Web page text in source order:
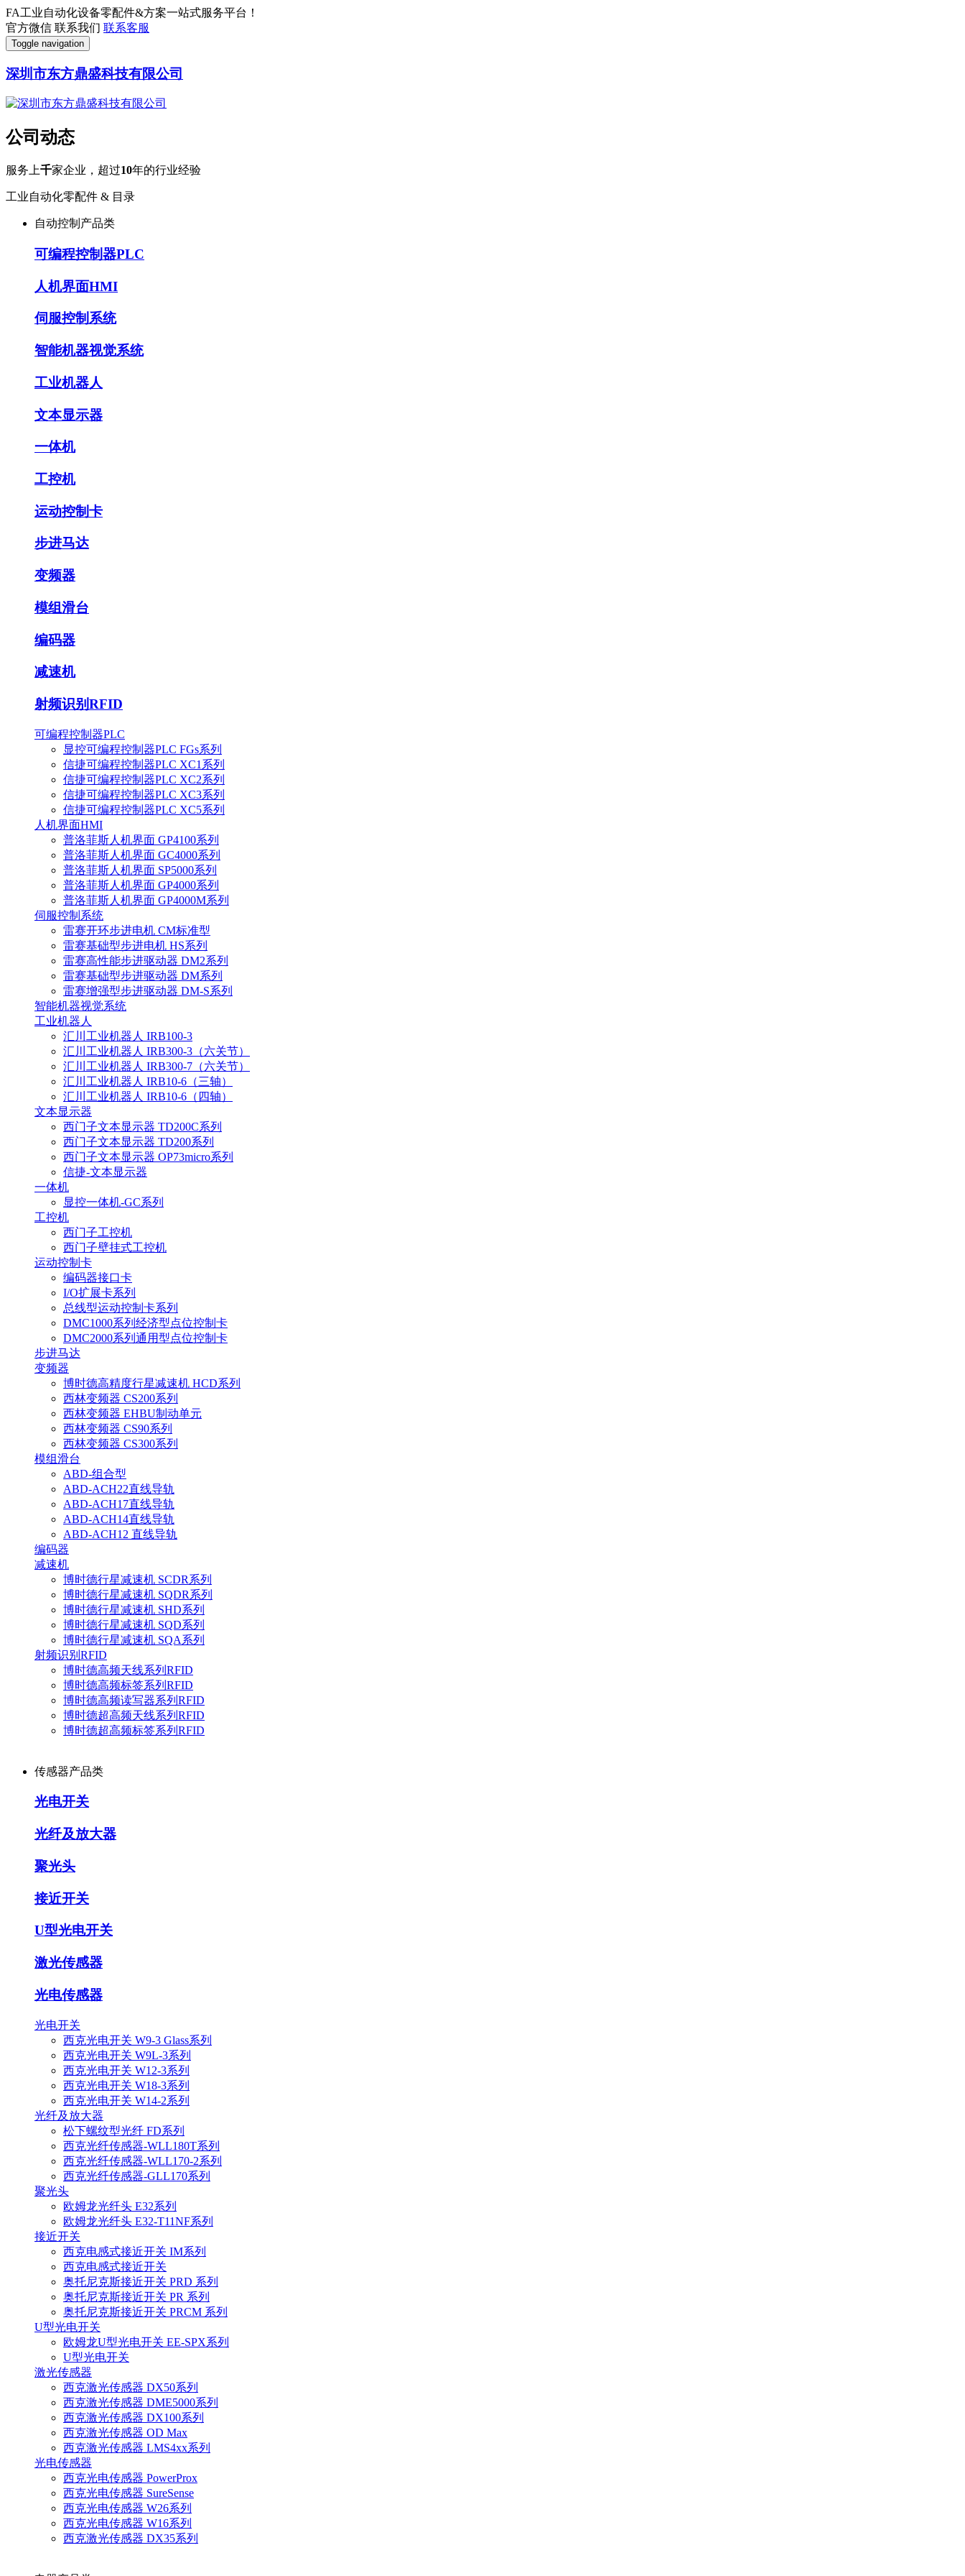
FA工业自动化设备零配件&方案一站式服务平台！
官方微信 联系我们 联系客服
Toggle navigation
深圳市东方鼎盛科技有限公司
公司动态
服务上千家企业，超过10年的行业经验
工业自动化零配件 & 目录
自动控制产品类
可编程控制器PLC
人机界面HMI
伺服控制系统
智能机器视觉系统
工业机器人
文本显示器
一体机
工控机
运动控制卡
步进马达
变频器
模组滑台
编码器
减速机
射频识别RFID
可编程控制器PLC
显控可编程控制器PLC FGs系列
信捷可编程控制器PLC XC1系列
信捷可编程控制器PLC XC2系列
信捷可编程控制器PLC XC3系列
信捷可编程控制器PLC XC5系列
人机界面HMI
普洛菲斯人机界面 GP4100系列
普洛菲斯人机界面 GC4000系列
普洛菲斯人机界面 SP5000系列
普洛菲斯人机界面 GP4000系列
普洛菲斯人机界面 GP4000M系列
伺服控制系统
雷赛开环步进电机 CM标准型
雷赛基础型步进电机 HS系列
雷赛高性能步进驱动器 DM2系列
雷赛基础型步进驱动器 DM系列
雷赛增强型步进驱动器 DM-S系列
智能机器视觉系统
工业机器人
汇川工业机器人 IRB100-3
汇川工业机器人 IRB300-3（六关节）
汇川工业机器人 IRB300-7（六关节）
汇川工业机器人 IRB10-6（三轴）
汇川工业机器人 IRB10-6（四轴）
文本显示器
西门子文本显示器 TD200C系列
西门子文本显示器 TD200系列
西门子文本显示器 OP73micro系列
信捷-文本显示器
一体机
显控一体机-GC系列
工控机
西门子工控机
西门子壁挂式工控机
运动控制卡
编码器接口卡
I/O扩展卡系列
总线型运动控制卡系列
DMC1000系列经济型点位控制卡
DMC2000系列通用型点位控制卡
步进马达
变频器
博时德高精度行星减速机 HCD系列
西林变频器 CS200系列
西林变频器 EHBU制动单元
西林变频器 CS90系列
西林变频器 CS300系列
模组滑台
ABD-组合型
ABD-ACH22直线导轨
ABD-ACH17直线导轨
ABD-ACH14直线导轨
ABD-ACH12 直线导轨
编码器
减速机
博时德行星减速机 SCDR系列
博时德行星减速机 SQDR系列
博时德行星减速机 SHD系列
博时德行星减速机 SQD系列
博时德行星减速机 SQA系列
射频识别RFID
博时德高频天线系列RFID
博时德高频标签系列RFID
博时德高频读写器系列RFID
博时德超高频天线系列RFID
博时德超高频标签系列RFID
传感器产品类
光电开关
光纤及放大器
聚光头
接近开关
U型光电开关
激光传感器
光电传感器
光电开关
西克光电开关 W9-3 Glass系列
西克光电开关 W9L-3系列
西克光电开关 W12-3系列
西克光电开关 W18-3系列
西克光电开关 W14-2系列
光纤及放大器
松下螺纹型光纤 FD系列
西克光纤传感器-WLL180T系列
西克光纤传感器-WLL170-2系列
西克光纤传感器-GLL170系列
聚光头
欧姆龙光纤头 E32系列
欧姆龙光纤头 E32-T11NF系列
接近开关
西克电感式接近开关 IM系列
西克电感式接近开关
奥托尼克斯接近开关 PRD 系列
奥托尼克斯接近开关 PR 系列
奥托尼克斯接近开关 PRCM 系列
U型光电开关
欧姆龙U型光电开关 EE-SPX系列
U型光电开关
激光传感器
西克激光传感器 DX50系列
西克激光传感器 DME5000系列
西克激光传感器 DX100系列
西克激光传感器 OD Max
西克激光传感器 LMS4xx系列
光电传感器
西克光电传感器 PowerProx
西克光电传感器 SureSense
西克光电传感器 W26系列
西克光电传感器 W16系列
西克激光传感器 DX35系列